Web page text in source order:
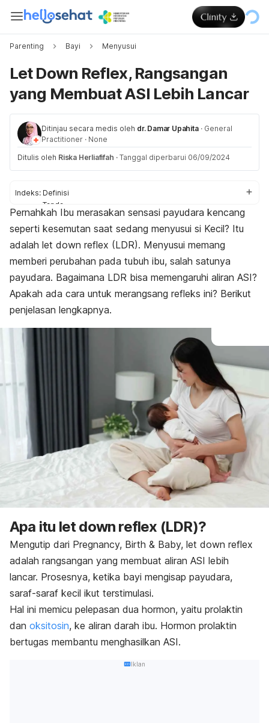
Parenting Bayi Menyusui
Let Down Reflex, Rangsangan
yang Membuat ASI Lebih Lancar
Ditinjau secara medis oleh dr. Damar Upahita · General
Practitioner · None
Ditulis oleh Riska Herliafifah · Tanggal diperbarui 06/09/2024
Indeks: Definisi
Tanda
Cara stimulasi
Pernahkah Ibu merasakan sensasi payudara kencang
seperti kesemutan saat sedang menyusui si Kecil? Itu
adalah let down reflex (LDR). Menyusui memang
memberi perubahan pada tubuh ibu, salah satunya
payudara. Bagaimana LDR bisa memengaruhi aliran ASI?
Apakah ada cara untuk merangsang refleks ini? Berikut
penjelasan lengkapnya.
Apa itu let down reflex (LDR)?
Mengutip dari Pregnancy, Birth & Baby, let down reflex
adalah rangsangan yang membuat aliran ASI lebih
lancar. Prosesnya, ketika bayi mengisap payudara,
saraf-saraf kecil ikut terstimulasi.
Hal ini memicu pelepasan dua hormon, yaitu prolaktin
dan oksitosin, ke aliran darah ibu. Hormon prolaktin
bertugas membantu menghasilkan ASI.
Iklan